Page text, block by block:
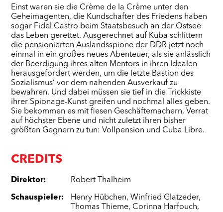
Einst waren sie die Crème de la Crème unter den
Geheimagenten, die Kundschafter des Friedens haben
sogar Fidel Castro beim Staatsbesuch an der Ostsee
das Leben gerettet. Ausgerechnet auf Kuba schlittern
die pensionierten Auslandsspione der DDR jetzt noch
einmal in ein großes neues Abenteuer, als sie anlässlich
der Beerdigung ihres alten Mentors in ihren Idealen
herausgefordert werden, um die letzte Bastion des
Sozialismus‘ vor dem nahenden Ausverkauf zu
bewahren. Und dabei müssen sie tief in die Trickkiste
ihrer Spionage-Kunst greifen und nochmal alles geben.
Sie bekommen es mit fiesen Geschäftemachern, Verrat
auf höchster Ebene und nicht zuletzt ihren bisher
größten Gegnern zu tun: Vollpension und Cuba Libre.
CREDITS
Direktor: Robert Thalheim
Schauspieler: Henry Hübchen, Winfried Glatzeder,
Thomas Thieme, Corinna Harfouch,